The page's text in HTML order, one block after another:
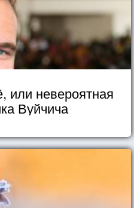
или невероятная
Вуйчича